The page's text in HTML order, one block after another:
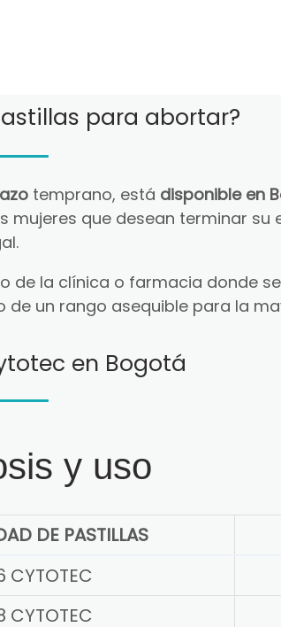
para abortar?
temprano, está disponible en
que desean terminar
de la clínica o farmacia donde
un rango asequible para la
en Bogotá
y uso
DE PASTILLAS
CYTOTEC
CYTOTEC